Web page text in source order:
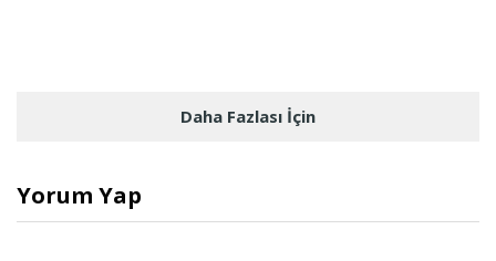
Daha Fazlası İçin
Yorum Yap